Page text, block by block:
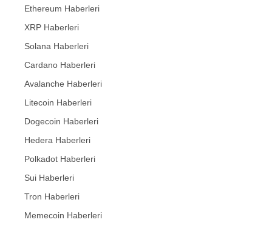
Ethereum Haberleri
XRP Haberleri
Solana Haberleri
Cardano Haberleri
Avalanche Haberleri
Litecoin Haberleri
Dogecoin Haberleri
Hedera Haberleri
Polkadot Haberleri
Sui Haberleri
Tron Haberleri
Memecoin Haberleri